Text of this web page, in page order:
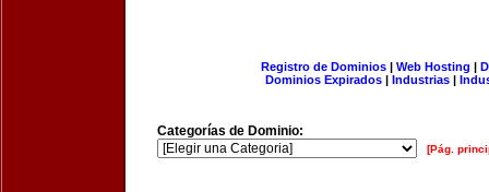
Registro de Dominios| Web Hosting |
Dominios Expirados | Industrias |
Categorías de Dominio:
[Pág.